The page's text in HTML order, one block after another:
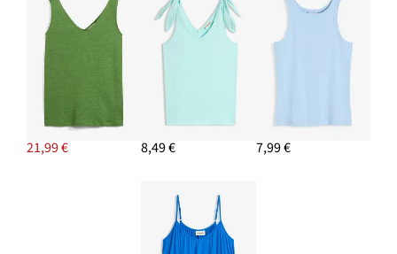
21,99 € 8,49 € 7,99 €